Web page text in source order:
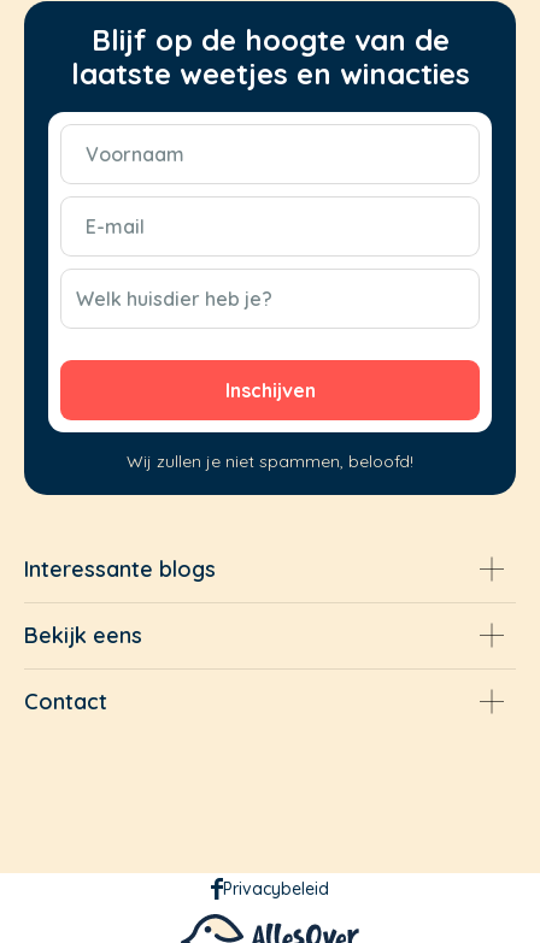
Blijf op de hoogte van de
laatste weetjes en winacties
Voornaam
(Vereist)
E-
mail
(Vereist)
CAPTCHA
Welk huisdier heb je?
Wij zullen je niet spammen, beloofd!
Interessante blogs
Bekijk eens
Contact
Privacybeleid